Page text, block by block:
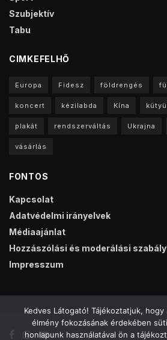
Szubjektív
Tabu
CIMKEFELHŐ
Europa Fidesz földrengés
koncert kézilabda Kína
plakát rendszerváltás Ukrajna
vásárlás
FONTOS
Kapcsolat
Adatvédelmi irányelvek
Médiaajánlat
Hozzászólási és moderálási
Impresszum
Kedves Látogató! Tájékoztatjuk,
élmény fokozásának érdekében
honlapunk használatával ön a